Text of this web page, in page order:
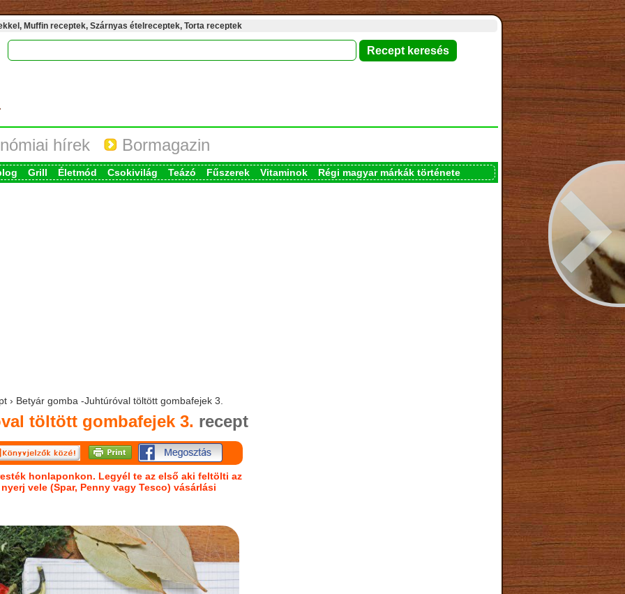
Muffin receptek, Szárnyas ételreceptek, Torta receptek
hírek Bormagazin
Grill Életmód Csokivilág Teázó Fűszerek Vitaminok Régi magyar márkák története
› Betyár gomba -Juhtúróval töltött gombafejek 3.
töltött gombafejek 3. recept
honlaponkon. Legyél te az első aki feltölti az
vele (Spar, Penny vagy Tesco) vásárlási